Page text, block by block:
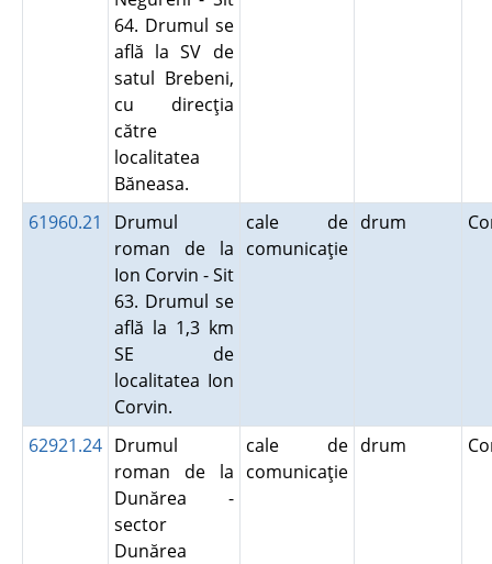
64. Drumul se
află la SV de
satul Brebeni,
cu direcţia
către
localitatea
Băneasa.
61960.21
Drumul
roman de la
Ion Corvin - Sit
63. Drumul se
află la 1,3 km
SE de
localitatea Ion
Corvin.
cale de
comunicaţie
drum
62921.24 Drumul
roman de la
Dunărea -
sector
Dunărea
cale de
comunicaţie
drum